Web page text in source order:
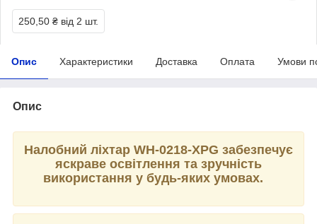
250,50 ₴ від 2 шт.
Опис Характеристики Доставка Оплата Умови
Опис
Налобний ліхтар WH-0218-XPG забезпечує
яскраве освітлення та зручність
використання у будь-яких умовах.